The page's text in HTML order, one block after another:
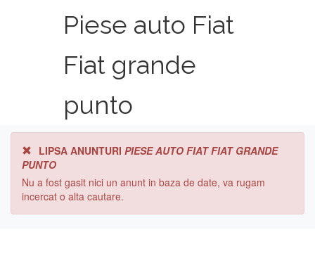
Piese auto Fiat
Fiat grande
punto
LIPSA ANUNTURI PIESE AUTO FIAT FIAT GRANDE
PUNTO
Nu a fost gasit nici un anunt in baza de date, va rugam
incercat o alta cautare.